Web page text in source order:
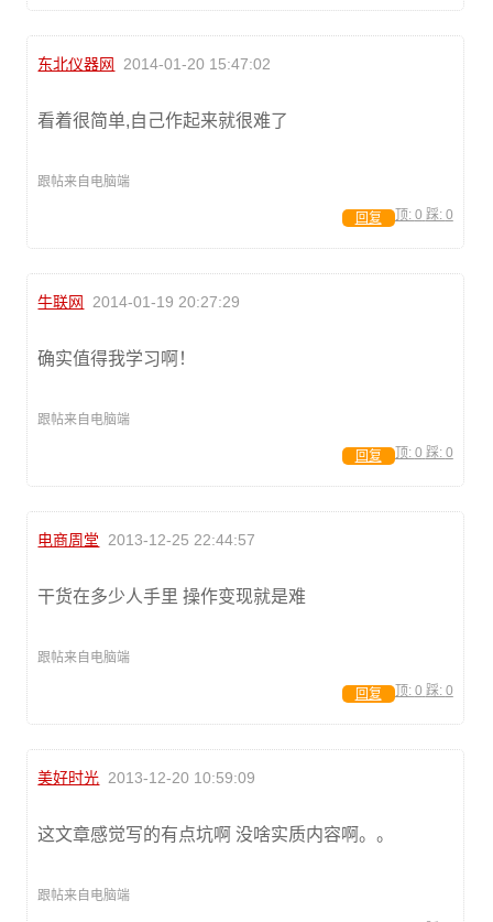
东北仪器网 2014-01-20 15:47:02
看着很简单,自己作起来就很难了
跟帖来自电脑端
顶: 0 踩: 0
回复
牛联网 2014-01-19 20:27:29
确实值得我学习啊！
跟帖来自电脑端
顶: 0 踩: 0
回复
电商周堂 2013-12-25 22:44:57
干货在多少人手里 操作变现就是难
跟帖来自电脑端
顶: 0 踩: 0
回复
美好时光 2013-12-20 10:59:09
这文章感觉写的有点坑啊 没啥实质内容啊。。
跟帖来自电脑端